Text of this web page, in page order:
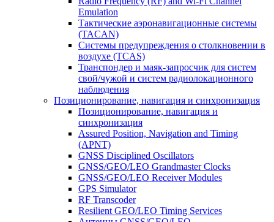
Emulation
Тактические аэронавигационные системы
(TACAN)
Системы предупреждения о столкновении в
воздухе (TCAS)
Транспондер и маяк-запросчик для систем
свой/чужой и систем радиолокационного
наблюдения
Позиционирование, навигация и синхронизация
Позиционирование, навигация и
синхронизация
Assured Position, Navigation and Timing
(APNT)
GNSS Disciplined Oscillators
GNSS/GEO/LEO Grandmaster Clocks
GNSS/GEO/LEO Receiver Modules
GPS Simulator
RF Transcoder
Resilient GEO/LEO Timing Services